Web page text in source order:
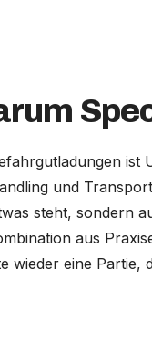
und
steht, sondern
aus
wieder eine Partie,